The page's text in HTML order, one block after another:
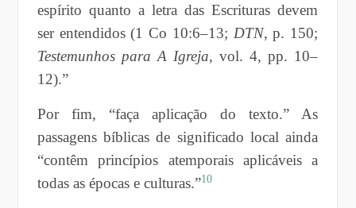
espírito quanto a letra das Escrituras devem
ser entendidos (1 Co 10:6–13; DTN, p. 150;
Testemunhospara A Igreja, vol. 4, pp. 10–
12).”
Por fim, “faça aplicação do texto.” As
passagens bíblicas de significado local ainda
“contêm princípios atemporais aplicáveis a
todas as épocas e culturas.”10